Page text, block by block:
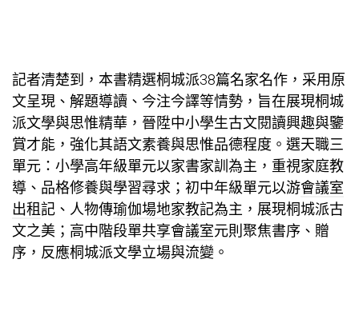
記者清楚到，本書精選桐城派38篇名家名作，采用原
文呈現、解題導讀、今注今譯等情勢，旨在展現桐城
派文學與思惟精華，晉陞中小學生古文閱讀興趣與鑒
賞才能，強化其語文素養與思惟品德程度。選天職三
單元：小學高年級單元以家書家訓為主，重視家庭教
導、品格修養與學習尋求；初中年級單元以游會議室
出租記、人物傳瑜伽場地家教記為主，展現桐城派古
文之美；高中階段單共享會議室元則聚焦書序、贈
序，反應桐城派文學立場與流變。